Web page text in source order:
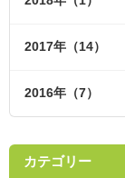
2017年（14）
2016年（7）
カテゴリー